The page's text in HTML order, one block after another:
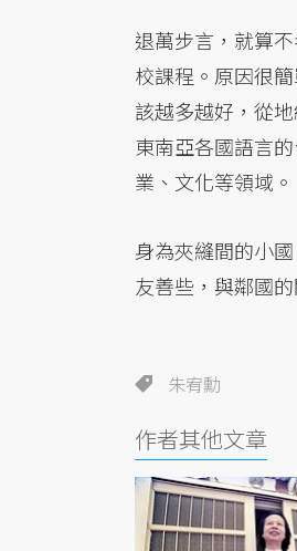
退萬步言，就算
校課程。原因很
該越多越好，從
東南亞各國語言
業、文化等領域。
身為夾縫間的小
友善些，與鄰國
朱宥勳
作者其他文章